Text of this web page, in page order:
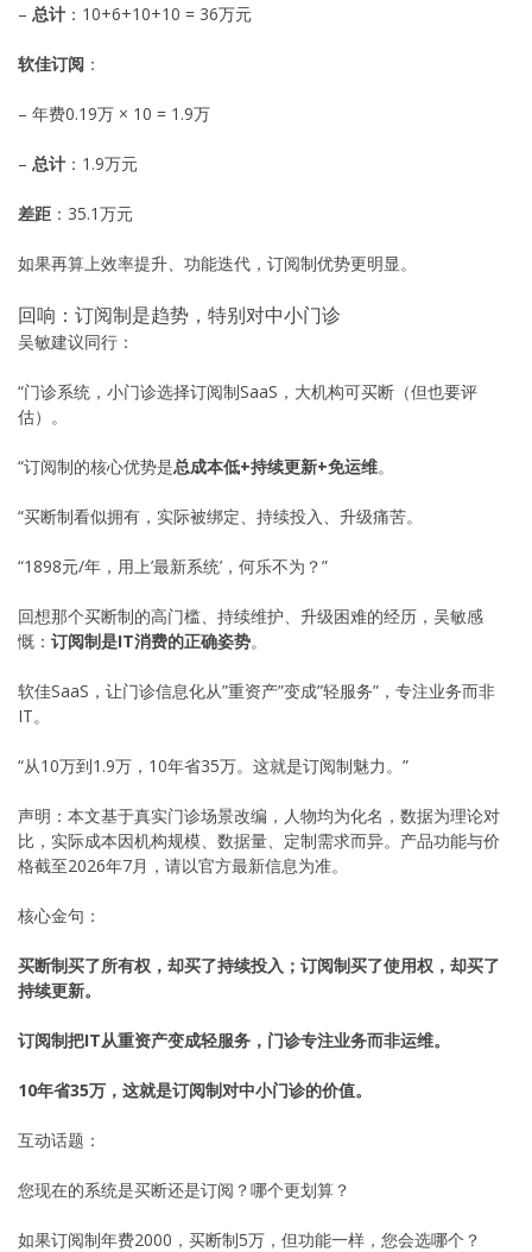
– 总计 ：10+6+10+10 = 36万元
软佳订阅 ：
– 年费0.19万 × 10 = 1.9万
– 总计 ：1.9万元
差距 ：35.1万元
如果再算上效率提升、功能迭代，订阅制优势更明显。
回响：订阅制是趋势，特别对中小门诊
吴敏建议同行：
“门诊系统，小门诊选择订阅制SaaS，大机构可买断（但也要评
估）。
“订阅制的核心优势是总成本低+持续更新+免运维。
“买断制看似拥有，实际被绑定、持续投入、升级痛苦。
“1898元/年，用上’最新系统’，何乐不为？”
回想那个买断制的高门槛、持续维护、升级困难的经历，吴敏感
慨： 订阅制是IT消费的正确姿势。
软佳SaaS，让门诊信息化从”重资产”变成”轻服务”，专注业务而非
IT。
“从10万到1.9万，10年省35万。这就是订阅制魅力。”
声明：本文基于真实门诊场景改编，人物均为化名，数据为理论对
比，实际成本因机构规模、数据量、定制需求而异。产品功能与价
格截至2026年7月，请以官方最新信息为准。
核心金句：
买断制买了所有权，却买了持续投入；订阅制买了使用权，却买了
持续更新。
订阅制把IT从重资产变成轻服务，门诊专注业务而非运维。
10年省35万，这就是订阅制对中小门诊的价值。
互动话题：
您现在的系统是买断还是订阅？哪个更划算？
如果订阅制年费2000，买断制5万，但功能一样，您会选哪个？